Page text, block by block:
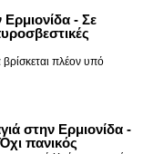
- Σε
πλέον υπό
στην Ερμιονίδα -
πανικός